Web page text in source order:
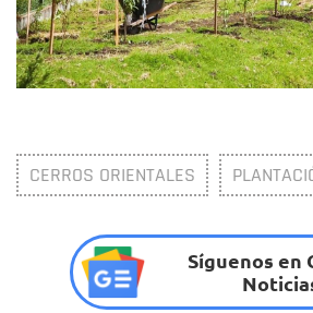
CERROS ORIENTALES
Síguenos en